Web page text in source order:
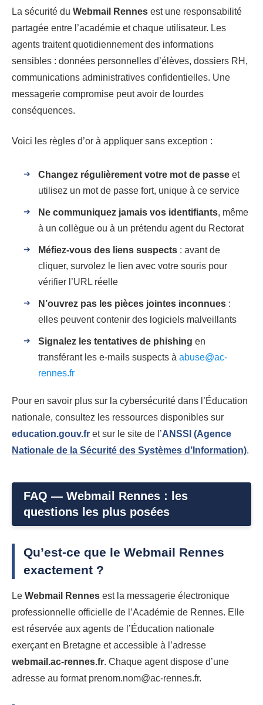
La sécurité du Webmail Rennes est une responsabilité
partagée entre l’académie et chaque utilisateur. Les
agents traitent quotidiennement des informations
sensibles : données personnelles d’élèves, dossiers RH,
communications administratives confidentielles. Une
messagerie compromise peut avoir de lourdes
conséquences.
Voici les règles d’or à appliquer sans exception :
Changez régulièrement votre mot de passe et
utilisez un mot de passe fort, unique à ce service
Ne communiquez jamais vos identifiants, même
à un collègue ou à un prétendu agent du Rectorat
Méfiez-vous des liens suspects : avant de
cliquer, survolez le lien avec votre souris pour
vérifier l’URL réelle
N’ouvrez pas les pièces jointes inconnues :
elles peuvent contenir des logiciels malveillants
Signalez les tentatives de phishing en
transférant les e-mails suspects à abuse@ac-
rennes.fr
Pour en savoir plus sur la cybersécurité dans l’Éducation
nationale, consultez les ressources disponibles sur
education.gouv.fr et sur le site de l’ANSSI (Agence
Nationale de la Sécurité des Systèmes d’Information).
FAQ — Webmail Rennes : les
questions les plus posées
Qu’est-ce que le Webmail Rennes
exactement ?
Le Webmail Rennes est la messagerie électronique
professionnelle officielle de l’Académie de Rennes. Elle
est réservée aux agents de l’Éducation nationale
exerçant en Bretagne et accessible à l’adresse
webmail.ac-rennes.fr. Chaque agent dispose d’une
adresse au format prenom.nom@ac-rennes.fr.